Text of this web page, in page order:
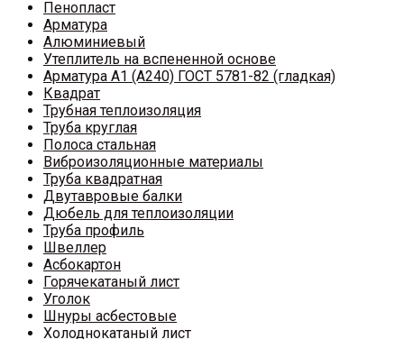
Пенопласт
Арматура
Алюминиевый
Утеплитель на вспененной основе
Арматура A1 (A240) ГОСТ 5781-82 (гладкая)
Квадрат
Трубная теплоизоляция
Труба круглая
Полоса стальная
Виброизоляционные материалы
Труба квадратная
Двутавровые балки
Дюбель для теплоизоляции
Труба профиль
Швеллер
Асбокартон
Горячекатаный лист
Уголок
Шнуры асбестовые
Холоднокатаный лист